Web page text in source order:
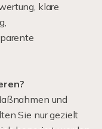
klare
und
Sie nur gezielt